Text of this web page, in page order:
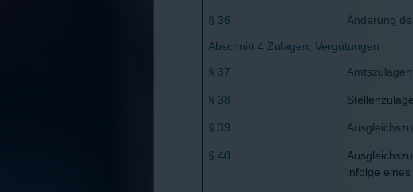
§ 36 Änderung
Abschnitt 4 Zulagen, Vergütungen
§ 37
Amtszulagen
§ 38
§ 39
§ 40
infolge